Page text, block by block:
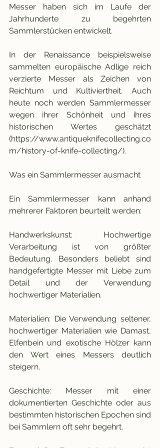
Messer haben sich im Laufe der
Jahrhunderte zu begehrten
Sammlerstücken entwickelt.
In der Renaissance beispielsweise
sammelten europäische Adlige reich
verzierte Messer als Zeichen von
Reichtum und Kultiviertheit. Auch
heute noch werden Sammlermesser
wegen ihrer Schönheit und ihres
historischen Wertes geschätzt
(https://www.antiqueknifecollecting.co
m/history-of-knife-collecting/).
Was ein Sammlermesser ausmacht
Ein Sammlermesser kann anhand
mehrerer Faktoren beurteilt werden:
Handwerkskunst: Hochwertige
Verarbeitung ist von größter
Bedeutung. Besonders beliebt sind
handgefertigte Messer mit Liebe zum
Detail und der Verwendung
hochwertiger Materialien.
Materialien: Die Verwendung seltener,
hochwertiger Materialien wie Damast,
Elfenbein und exotische Hölzer kann
den Wert eines Messers deutlich
steigern.
Geschichte: Messer mit einer
dokumentierten Geschichte oder aus
bestimmten historischen Epochen sind
bei Sammlern oft sehr begehrt.